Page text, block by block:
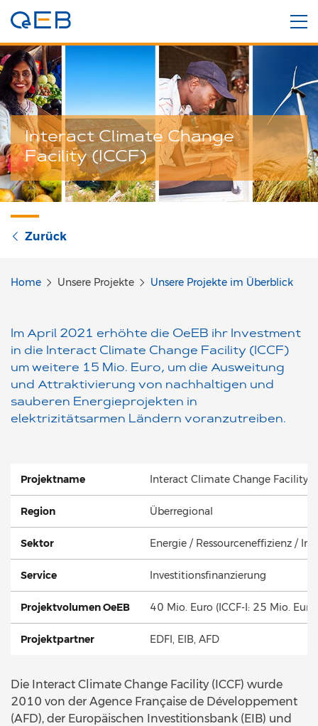
Interact Climate Change
Facility (ICCF)
Zurück
Home Unsere Projekte Unsere Projekte im Überblick
Im April 2021 erhöhte die OeEB ihr Investment
in die Interact Climate Change Facility (ICCF)
um weitere 15 Mio. Euro, um die Ausweitung
und Attraktivierung von nachhaltigen und
sauberen Energieprojekten in
elektrizitätsarmen Ländern voranzutreiben.
Projektname Interact Climate Change Facility
Region Überregional
Sektor Energie / Ressourceneffizienz /
Service Investitionsfinanzierung
Projektvolumen OeEB 40 Mio. Euro (ICCF-I: 25 Mio.
Projektpartner EDFI, EIB, AFD
Die Interact Climate Change Facility (ICCF) wurde
2010 von der Agence Française de Développement
(AFD), der Europäischen Investitionsbank (EIB) und